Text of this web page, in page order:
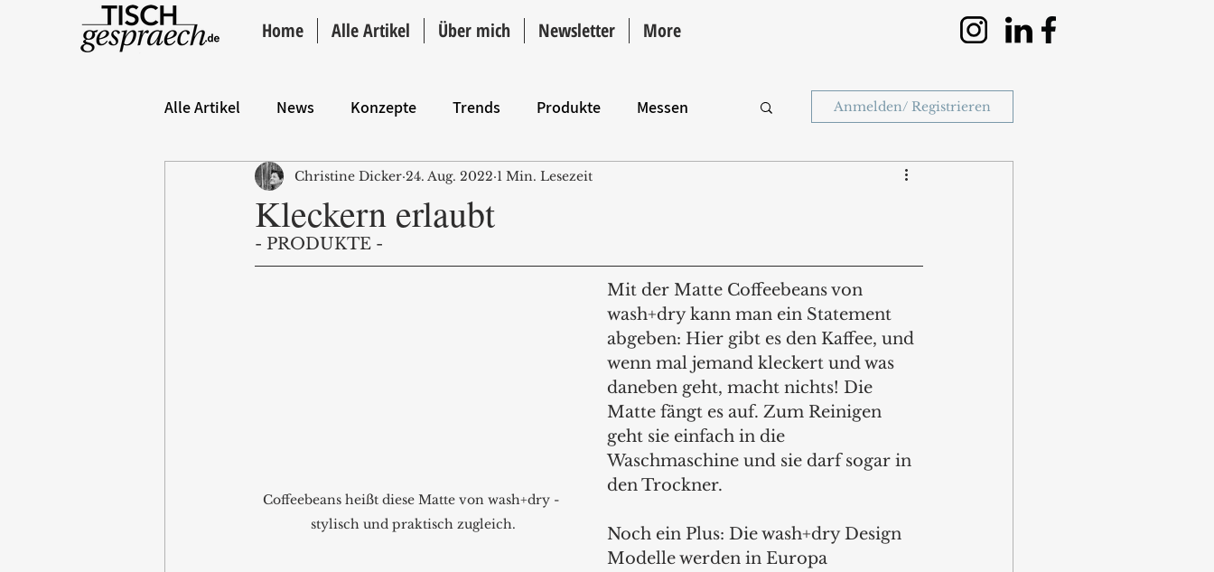
Home Alle Artikel Über mich Newsletter More
Alle Artikel News Konzepte Trends Produkte Messen
Hintergrund ANZEIGE Intro
Anmelden/ Registrieren
Kleckern erlaubt
Christine Dicker 24. Aug. 2022 1 Min. Lesezeit
- PRODUKTE -
Coffeebeans heißt diese Matte von wash+dry -
stylisch und praktisch zugleich.
Mit der Matte Coffeebeans von
wash+dry kann man ein Statement
abgeben: Hier gibt es den Kaffee, und
wenn mal jemand kleckert und was
daneben geht, macht nichts! Die
Matte fängt es auf. Zum Reinigen
geht sie einfach in die
Waschmaschine und sie darf sogar in
den Trockner.
Noch ein Plus: Die wash+dry Design
Modelle werden in Europa